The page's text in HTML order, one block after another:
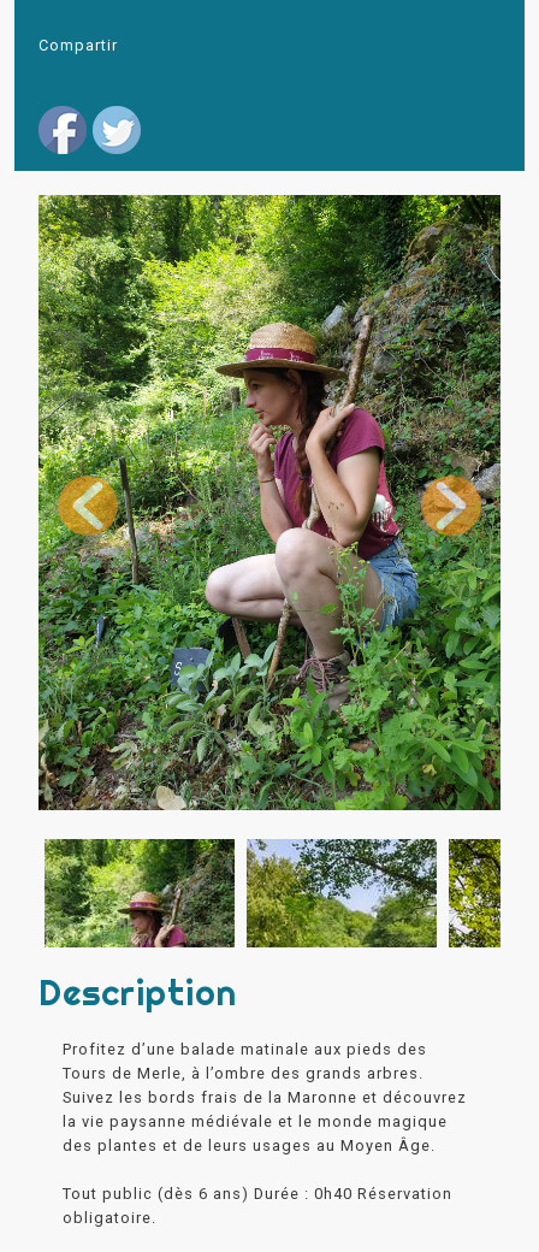
Compartir
Description
Profitez d’une balade matinale aux pieds des
Tours de Merle, à l’ombre des grands arbres.
Suivez les bords frais de la Maronne et découvrez
la vie paysanne médiévale et le monde magique
des plantes et de leurs usages au Moyen Âge.
Tout public (dès 6 ans) Durée : 0h40 Réservation
obligatoire.